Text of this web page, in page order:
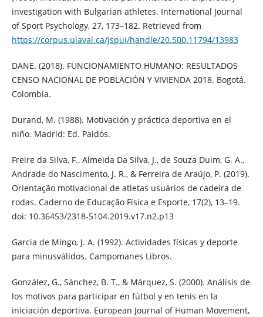
investigation with Bulgarian athletes. International Journal
of Sport Psychology, 27, 173–182. Retrieved from
https://corpus.ulaval.ca/jspui/handle/20.500.11794/13983
DANE. (2018). FUNCIONAMIENTO HUMANO: RESULTADOS
CENSO NACIONAL DE POBLACIÓN Y VIVIENDA 2018. Bogotá.
Colombia.
Durand, M. (1988). Motivación y práctica deportiva en el
niño. Madrid: Ed. Paidós.
Freire da Silva, F., Almeida Da Silva, J., de Souza Duim, G. A.,
Andrade do Nascimento, J. R., & Ferreira de Araújo, P. (2019).
Orientação motivacional de atletas usuários de cadeira de
rodas. Caderno de Educação Física e Esporte, 17(2), 13–19.
doi: 10.36453/2318-5104.2019.v17.n2.p13
Garcia de Mingo, J. A. (1992). Actividades físicas y deporte
para minusválidos. Campomanes Libros.
González, G., Sánchez, B. T., & Márquez, S. (2000). Análisis de
los motivos para participar en fútbol y en tenis en la
iniciación deportiva. European Journal of Human Movement,